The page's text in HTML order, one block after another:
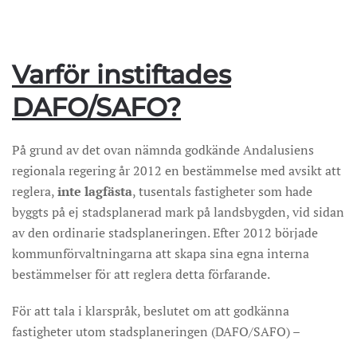
Varför instiftades
DAFO/SAFO?
På grund av det ovan nämnda godkände Andalusiens
regionala regering år 2012 en bestämmelse med avsikt att
reglera,inte lagfästa, tusentals fastigheter som hade
byggts på ej stadsplanerad mark på landsbygden, vid sidan
av den ordinarie stadsplaneringen. Efter 2012 började
kommunförvaltningarna att skapa sina egna interna
bestämmelser för att reglera detta förfarande.
För att tala i klarspråk, beslutet om att godkänna
fastigheter utom stadsplaneringen (DAFO/SAFO) –